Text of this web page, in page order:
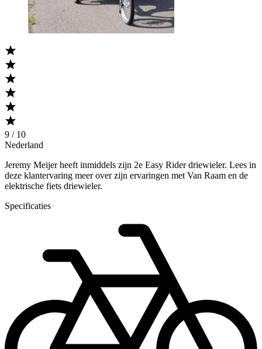
9 / 10
Nederland
Jeremy Meijer heeft inmiddels zijn 2e Easy Rider driewieler. Lees in
deze klantervaring meer over zijn ervaringen met Van Raam en de
elektrische fiets driewieler.
Specificaties